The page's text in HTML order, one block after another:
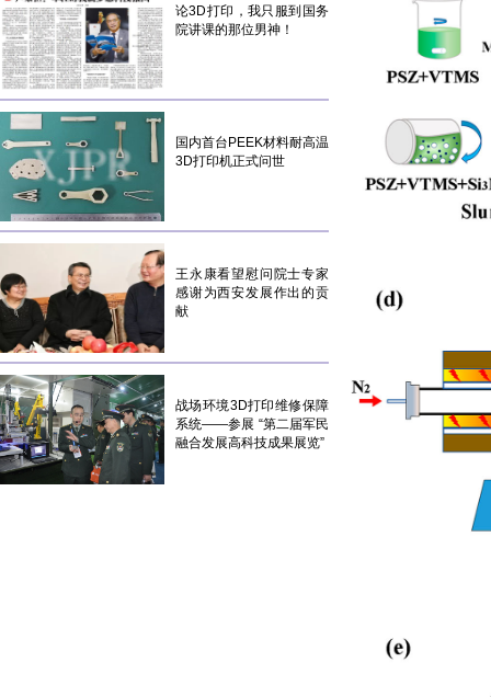
论3D打印，我只服到国务
院讲课的那位男神！
国内首台PEEK材料耐高温
3D打印机正式问世
王永康看望慰问院士专家
感谢为西安发展作出的贡
献
战场环境3D打印维修保障
系统——参展 “第二届军民
融合发展高科技成果展览”